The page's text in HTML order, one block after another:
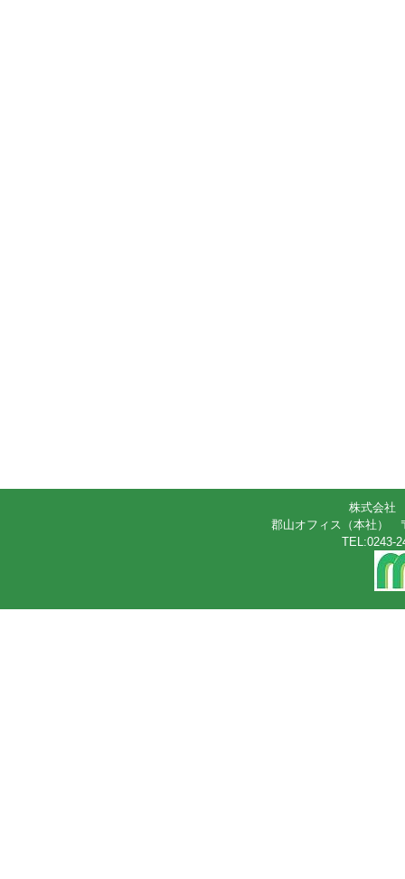
株式会社
郡山オフィス（本社）
TEL:0243-